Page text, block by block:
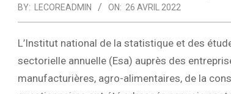
BY: LECOREADMIN ON: 26 AVRIL 2022
L’Institut national de la statistique et des
sectorielle annuelle (Esa) auprès des
manufacturières, agro-alimentaires, de la